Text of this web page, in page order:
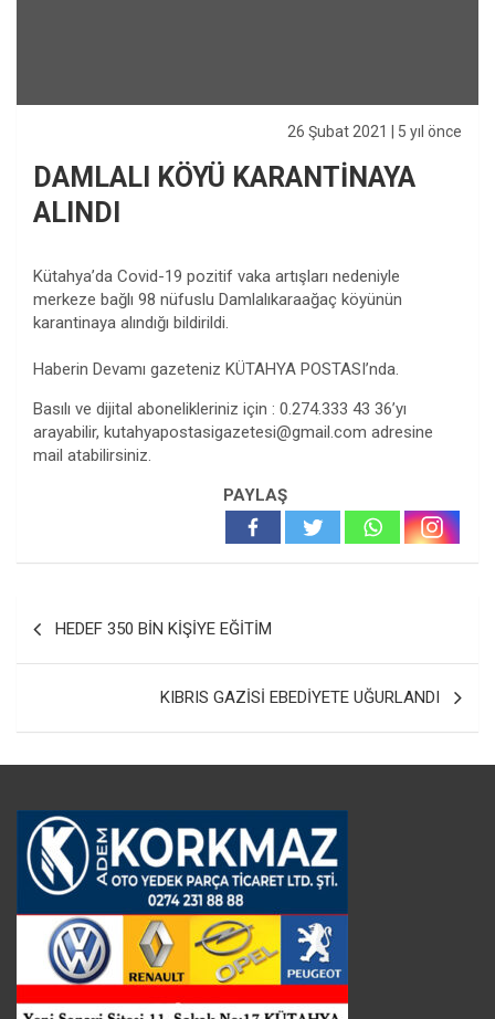
26 Şubat 2021 | 5 yıl önce
DAMLALI KÖYÜ KARANTİNAYA
ALINDI
Kütahya’da Covid-19 pozitif vaka artışları nedeniyle
merkeze bağlı 98 nüfuslu Damlalıkaraağaç köyünün
karantinaya alındığı bildirildi.
Haberin Devamı gazeteniz KÜTAHYA POSTASI’nda.
Basılı ve dijital abonelikleriniz için : 0.274.333 43 36’yı
arayabilir, kutahyapostasigazetesi@gmail.com adresine
mail atabilirsiniz.
PAYLAŞ
HEDEF 350 BİN KİŞİYE EĞİTİM
KIBRIS GAZİSİ EBEDİYETE UĞURLANDI